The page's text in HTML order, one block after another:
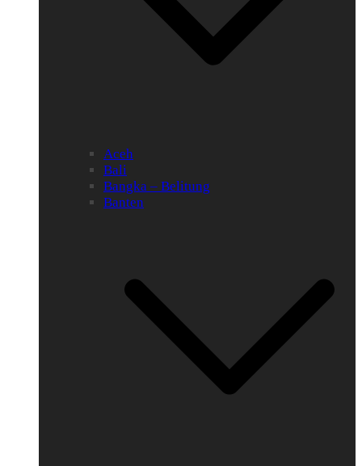
Aceh
Bali
Bangka – Belitung
Banten